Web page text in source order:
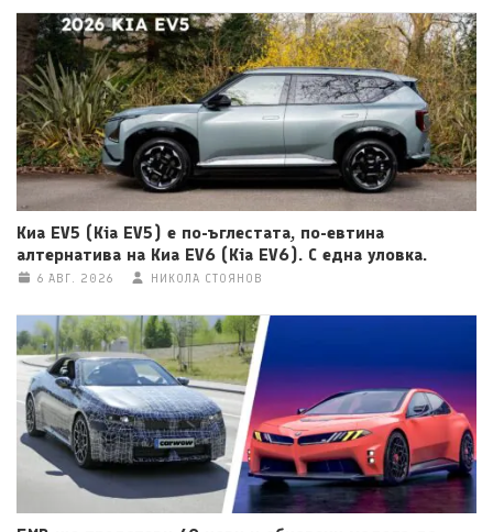
Киа EV5 (Kia EV5) е по-ъглестата, по-евтина
алтернатива на Киа EV6 (Kia EV6). С една уловка.
6 АВГ. 2026 НИКОЛА СТОЯНОВ